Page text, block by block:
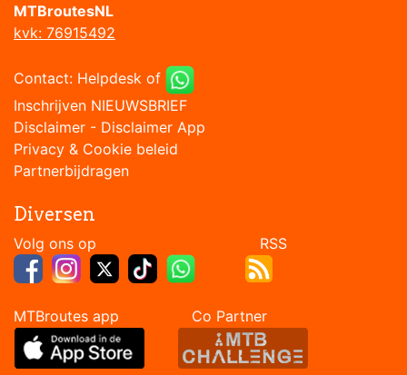
MTBroutesNL
kvk: 76915492
Contact: Helpdesk of
Inschrijven NIEUWSBRIEF
Disclaimer - Disclaimer App
Privacy & Cookie beleid
Partnerbijdragen
Diversen
Volg ons op RSS
MTBroutes app Co Partner